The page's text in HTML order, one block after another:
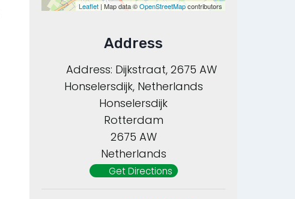
Leaflet| Map data ©OpenStreetMapcontributors
Address
Address: Dijkstraat, 2675 AW
Honselersdijk, Netherlands
Honselersdijk
Rotterdam
2675 AW
Netherlands
Get Directions